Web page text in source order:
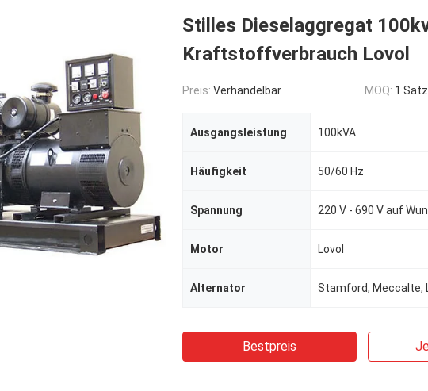
Stilles Dieselaggregat
Kraftstoffverbrauch Lovol
Preis: Verhandelbar MOQ: 1 Satz
Ausgangsleistung 100kVA
Häufigkeit 50/60 Hz
Spannung 220 V - 690 V auf
Motor Lovol
Alternator
Bestpreis